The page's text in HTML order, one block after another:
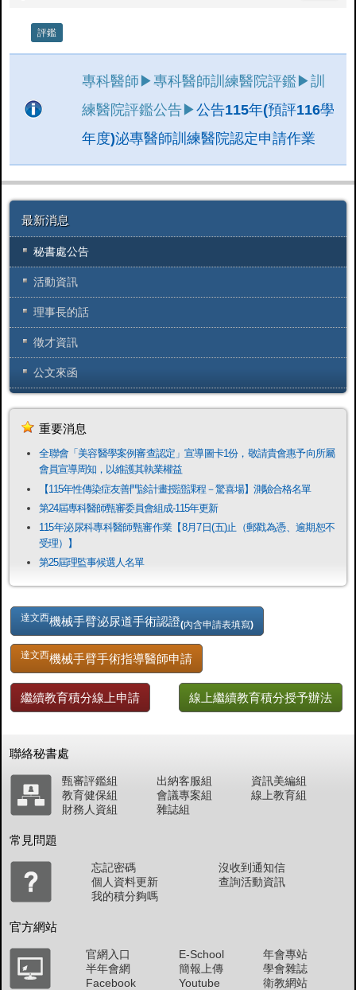
評鑑
專科醫師▶專科醫師訓練醫院評鑑▶訓
練醫院評鑑公告▶公告115年(預評116學
年度)泌專醫師訓練醫院認定申請作業
最新消息
秘書處公告
活動資訊
理事長的話
徵才資訊
公文來函
重要消息
全聯會「​美容醫學案例審查認定」宣導圖卡1份，敬請貴會惠予向所屬
會員宣導周知，以維護其執業權益
【115年性傳染症友善門診計畫授證課程－驚喜場】測驗合格名單
第24屆專科醫師甄審委員會組成-115年更新
115年泌尿科專科醫師甄審作業【8月7日(五)止（郵戳為憑、逾期恕不
受理）】
第25屆理監事候選人名單
達文西機械手臂泌尿道手術認證(內含申請表填寫)
達文西機械手臂手術指導醫師申請
繼續教育積分線上申請 線上繼續教育積分授予辦法
聯絡秘書處
甄審評鑑組
教育健保組
財務人資組
出納客服組
會議專案組
雜誌組
資訊美編組
線上教育組
常見問題
忘記密碼
個人資料更新
我的積分夠嗎
沒收到通知信
查詢活動資訊
官方網站
官網入口
半年會網
Facebook
E-School
簡報上傳
Youtube
年會專站
學會雜誌
衛教網站